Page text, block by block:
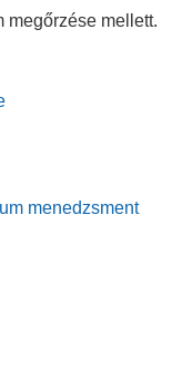
megőrzése mellett.
menedzsment